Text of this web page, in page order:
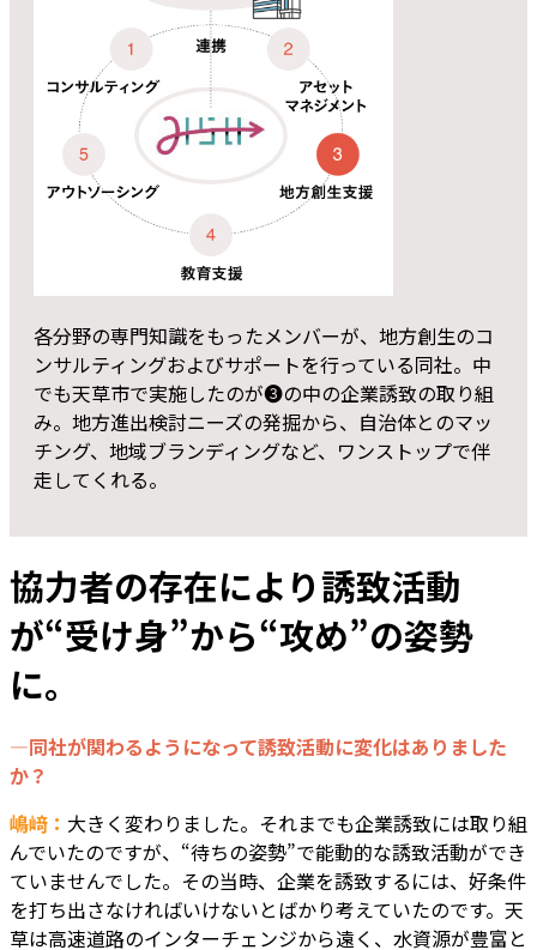
各分野の専門知識をもったメンバーが、地方創生のコ
ンサルティングおよびサポートを行っている同社。中
でも天草市で実施したのが❸の中の企業誘致の取り組
み。地方進出検討ニーズの発掘から、自治体とのマッ
チング、地域ブランディングなど、ワンストップで伴
走してくれる。
協力者の存在により誘致活動
が“受け身”から“攻め”の姿勢
に。
―同社が関わるようになって誘致活動に変化はありました
か？
嶋﨑： 大きく変わりました。それまでも企業誘致には取り組
んでいたのですが、“待ちの姿勢”で能動的な誘致活動ができ
ていませんでした。その当時、企業を誘致するには、好条件
を打ち出さなければいけないとばかり考えていたのです。天
草は高速道路のインターチェンジから遠く、水資源が豊富と